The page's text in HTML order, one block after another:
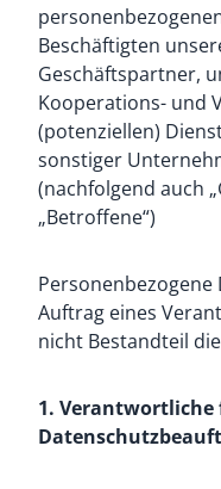
Beschäftigten
Geschäftspartner,
Kooperations- und
(potenziellen)
sonstiger
(nachfolgend auch
„Betroffene“)
Auftrag eines
nicht Bestandteil
1.